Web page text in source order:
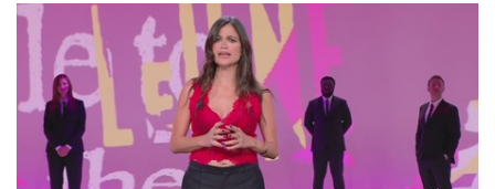
giudiziarie più discusse degli ultimi anni. Lo speciale ricostruisce la
vicenda mettendo in fila testimonianze, errori, dettagli
controversi e i protagonisti di un'indagine che sembra non avere
fine.